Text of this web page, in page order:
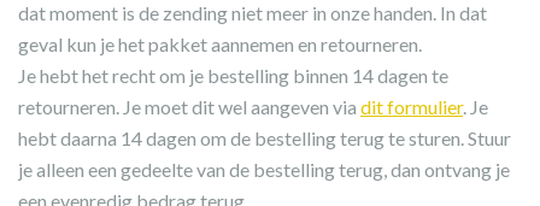
dat moment is de zending niet meer in onze handen. In dat
geval kun je het pakket aannemen en retourneren.
Je hebt het recht om je bestelling binnen 14 dagen te
retourneren. Je moet dit wel aangeven via dit formulier. Je
hebt daarna 14 dagen om de bestelling terug te sturen. Stuur
je alleen een gedeelte van de bestelling terug, dan ontvang je
een evenredig bedrag terug.